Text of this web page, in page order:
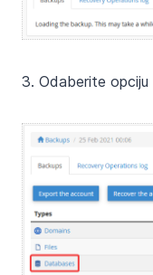
3. Odaberite opciju